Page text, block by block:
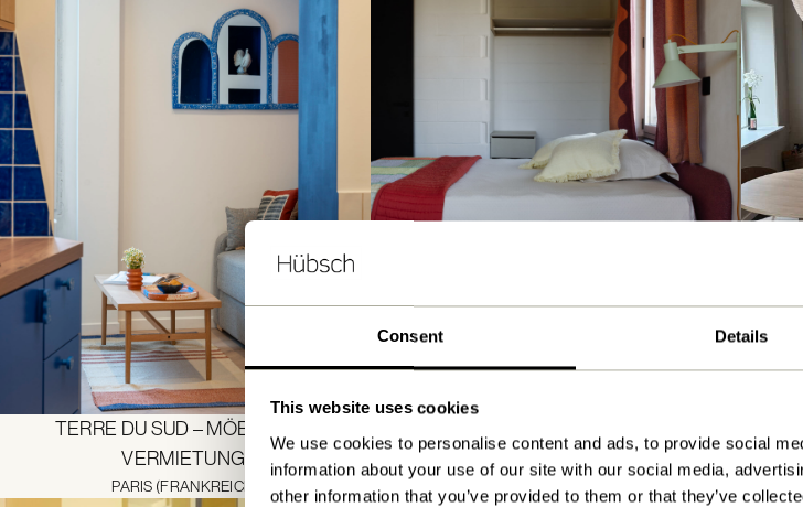
Consent Details
This website uses cookies
We use cookies to personalise content and ads, to provide social
information about your use of our site with our social media,
other information that you’ve provided to them or that they’ve
TERRE DU SUD – MÖBLIERTE
VERMIETUNG,
PARIS (FRANKREICH)